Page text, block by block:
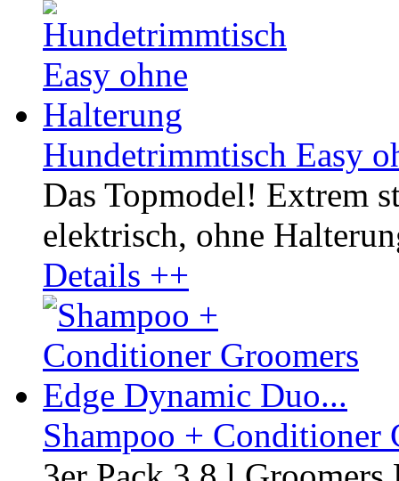
Hundetrimmtisch Easy
Das Topmodel! Extrem
elektrisch, ohne
Details ++
Shampoo + Conditioner